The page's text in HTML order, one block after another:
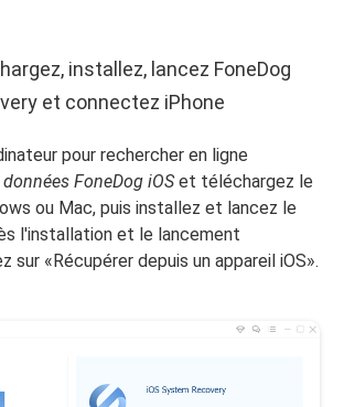
installez, lancez FoneDog
et connectez iPhone
pour rechercher en ligne
FoneDog iOSet téléchargez le
ou Mac, puis installez et lancez le
l'installation et le lancement
sur «Récupérer depuis un appareil iOS».